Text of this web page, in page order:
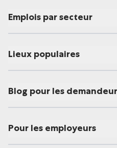
Emplois par secteur
Lieux populaires
Blog pour les
Pour les employeurs